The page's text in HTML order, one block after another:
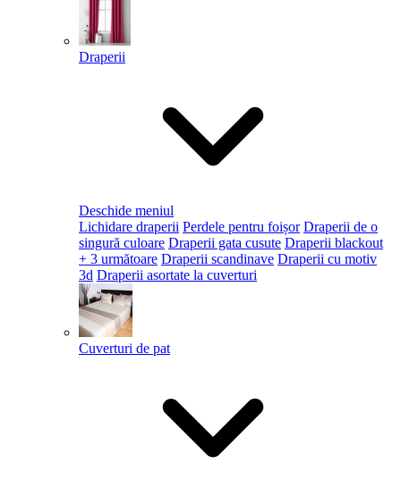
Draperii
Deschide meniul
Lichidare draperii Perdele pentru foișor Draperii de o
singură culoare Draperii gata cusute Draperii blackout
+ 3 următoare Draperii scandinave Draperii cu motiv
3d Draperii asortate la cuverturi
Cuverturi de pat